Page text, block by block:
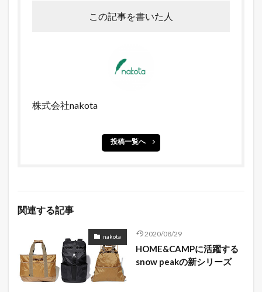
この記事を書いた人
株式会社nakota
投稿一覧へ
関連する記事
nakota 2020/08/29
HOME&CAMPに活躍する
snow peakの新シリーズ